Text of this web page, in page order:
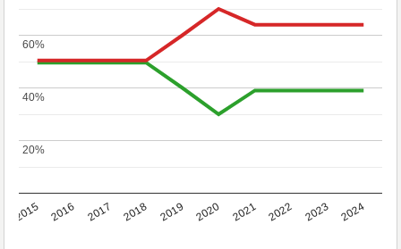
2015 2016 2017 2018 2019 2020 2021 2022 2023 2024
20%
20%
40%
40%
60%
60%